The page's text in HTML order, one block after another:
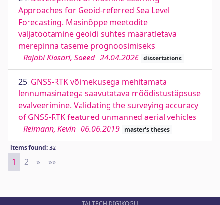
Approaches for Geoid-referred Sea Level
Forecasting. Masinõppe meetodite
väljatöötamine geoidi suhtes määratletava
merepinna taseme prognoosimiseks
Rajabi Kiasari, Saeed 24.04.2026 dissertations
25. GNSS-RTK võimekusega mehitamata
lennumasinatega saavutatava mõõdistustäpsuse
evalveerimine. Validating the surveying accuracy
of GNSS-RTK featured unmanned aerial vehicles
Reimann, Kevin 06.06.2019 master's theses
items found: 32
1 2 » Next
»»
TALTECH DIGIKOGU